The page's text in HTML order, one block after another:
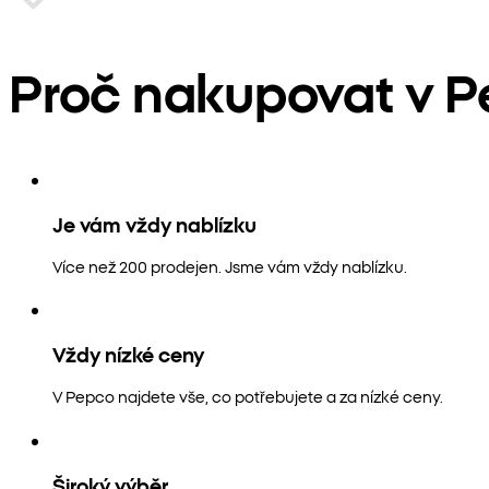
Proč nakupovat v
Je vám vždy nablízku
Více než 200 prodejen. Jsme vám vždy nablízku.
Vždy nízké ceny
V Pepco najdete vše, co potřebujete a za nízké ceny.